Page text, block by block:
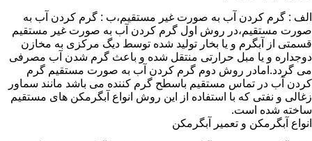
الف : گرم کردن آب به صورت غیر مستقیم،ب : گرم کردن آب به
صورت مستقیم،در روش اول گرم کردن آب به صورت غیر مستقیم
قسمتی از آبگرم و یا بخار تولید شده توسط دیگ مرکزی به مخازن
دوجداره و یا مبل حرارتی منتقل شده و باعث گرم شدن آب مصرفی
می گردد.امادر روش دوم گرم کردن آب به صورت مستقیم گرم
کردن آب در تماس مستقیم باسطح گرم کننده می باشد مانند سماور
زغالی و نفتی که با استفاده از این روش انواع آبگرمکن های مستقیم
ساخته شده است.
انواع آبگرمکن و تعمیر آبگرمکن